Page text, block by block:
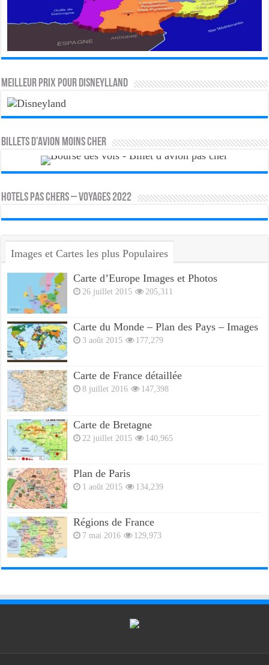
MEILLEUR PRIX POUR DISNEYLLAND
Billets d’avion moins cher
HOTELS PAS CHERS – VOYAGES 2022
Images et Cartes les plus Populaires
Carte d’Europe Images et Photos
26 juillet 2015 205,311
Carte du Monde – Plan des Pays – Images
3 août 2015 177,279
Carte de France détaillée
8 juillet 2016 147,398
Carte de Bretagne
22 juillet 2015 140,965
Plan de Paris
1 août 2015 134,239
Régions de France
7 mai 2016 129,973